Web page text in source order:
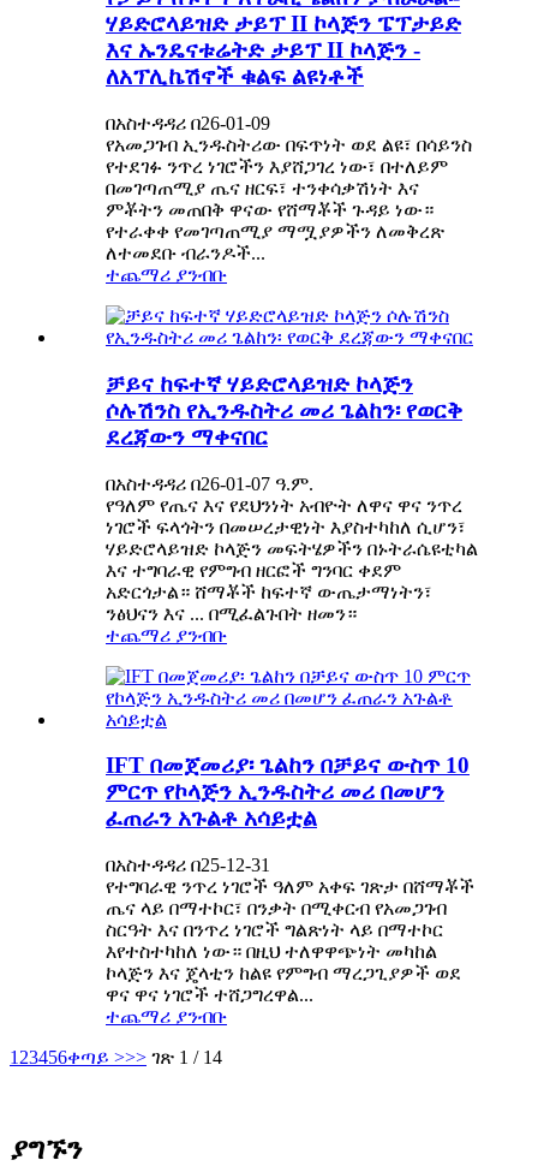
ሃይድሮላይዝድ ታይፕ II ኮላጅን ፔፕታይድ
እና ኡንዴናቱሬትድ ታይፕ II ኮላጅን -
ለአፕሊኬሽኖች ቁልፍ ልዩነቶች
በአስተዳዳሪ በ26-01-09
የአመጋገብ ኢንዱስትሪው በፍጥነት ወደ ልዩ፣ በሳይንስ
የተደገፉ ንጥረ ነገሮችን እያሸጋገረ ነው፣ በተለይም
በመገጣጠሚያ ጤና ዘርፍ፣ ተንቀሳቃሽነት እና
ምቾትን መጠበቅ ዋናው የሸማቾች ጉዳይ ነው።
የተራቀቀ የመገጣጠሚያ ማሟያዎችን ለመቅረጽ
ለተመደቡ ብራንዶች...
ተጨማሪ ያንብቡ
ቻይና ከፍተኛ ሃይድሮላይዝድ ኮላጅን
ሶሉሽንስ የኢንዱስትሪ መሪ ጌልከን፡ የወርቅ
ደረጃውን ማቀናበር
በአስተዳዳሪ በ26-01-07 ዓ.ም.
የዓለም የጤና እና የደህንነት አብዮት ለዋና ዋና ንጥረ
ነገሮች ፍላጎትን በመሠረታዊነት እያስተካከለ ሲሆን፣
ሃይድሮላይዝድ ኮላጅን መፍትሄዎችን በኑትራሴዩቲካል
እና ተግባራዊ የምግብ ዘርፎች ግንባር ቀደም
አድርጎታል። ሸማቾች ከፍተኛ ውጤታማነትን፣
ንፅህናን እና ... በሚፈልጉበት ዘመን።
ተጨማሪ ያንብቡ
IFT በመጀመሪያ፡ ጌልከን በቻይና ውስጥ 10
ምርጥ የኮላጅን ኢንዱስትሪ መሪ በመሆን
ፈጠራን አጉልቶ አሳይቷል
በአስተዳዳሪ በ25-12-31
የተግባራዊ ንጥረ ነገሮች ዓለም አቀፍ ገጽታ በሸማቾች
ጤና ላይ በማተኮር፣ በንቃት በሚቀርብ የአመጋገብ
ስርዓት እና በንጥረ ነገሮች ግልጽነት ላይ በማተኮር
እየተስተካከለ ነው። በዚህ ተለዋዋጭነት መካከል
ኮላጅን እና ጄላቲን ከልዩ የምግብ ማረጋጊያዎች ወደ
ዋና ዋና ነገሮች ተሸጋግረዋል...
ተጨማሪ ያንብቡ
1 23456ቀጣይ >>> ገጽ 1 / 14
ያግኙን